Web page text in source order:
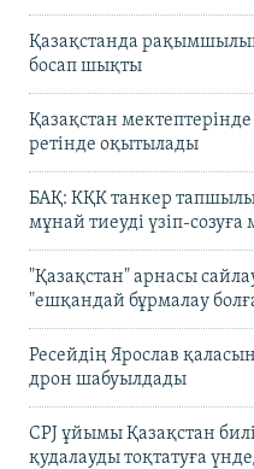
Қазақстанда
босап шықты
Қазақстан
ретінде оқытылады
БАҚ: КҚК танкер
мұнай тиеуді үзіп-созуға
"Қазақстан" арнасы
"ешқандай бұрмалау
Ресейдің Ярослав
дрон шабуылдады
CPJ ұйымы Қазақстан
қудалауды тоқтатуға